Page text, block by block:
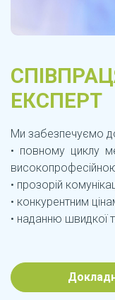
ЕКСПЕРТ
Ми забезпечуємо
• повному циклу
• прозорій
• конкурентним
• наданню швидкої